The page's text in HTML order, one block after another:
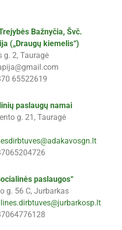
Bažnyčia, Švč.
(„Draugų kiemelis“)
g. 2, Tauragė
65522619
paslaugų namai
g. 21, Tauragė
paslaugos“
g. 56 C, Jurbarkas